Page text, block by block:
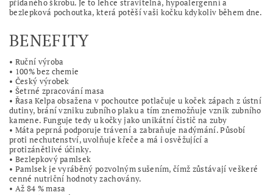
přidaného škrobu. Je to lehce stravitelná, hypoalergenní a
bezlepková pochoutka, která potěší vaši kočku kdykoliv během dne.
BENEFITY
• Ruční výroba
• 100% bez chemie
• Český výrobek
• Šetrné zpracování masa
• Řasa Kelpa obsažena v pochoutce potlačuje u koček zápach z ústní
dutiny, brání vzniku zubního plaku a tím znemožňuje vznik zubního
kamene. Funguje tedy u kočky jako unikátní čistič na zuby
• Máta peprná podporuje trávení a zabraňuje nadýmání. Působí
proti nechutenství, uvolňuje křeče a má i osvěžující a
protizánětlivé účinky.
• Bezlepkový pamlsek
• Pamlsek je vyráběný pozvolným sušením, čímž zůstávají veškeré
cenné nutriční hodnoty zachovány.
• Až 84 % masa